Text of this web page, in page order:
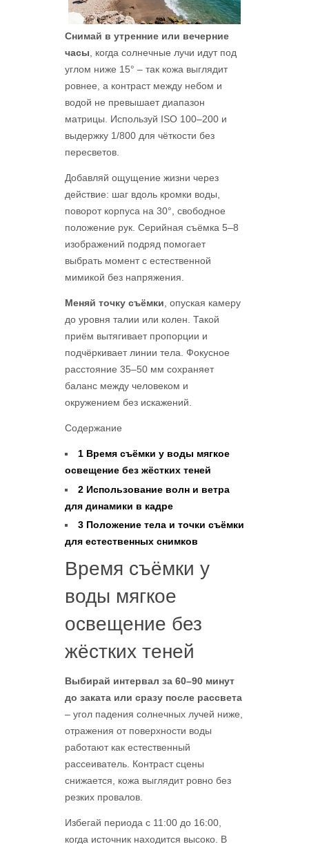
Снимай в утренние или вечерние
часы , когда солнечные лучи идут под
углом ниже 15° – так кожа выглядит
ровнее, а контраст между небом и
водой не превышает диапазон
матрицы. Используй ISO 100–200 и
выдержку 1/800 для чёткости без
пересветов.
Добавляй ощущение жизни через
действие: шаг вдоль кромки воды,
поворот корпуса на 30°, свободное
положение рук. Серийная съёмка 5–8
изображений подряд помогает
выбрать момент с естественной
мимикой без напряжения.
Меняй точку съёмки , опуская камеру
до уровня талии или колен. Такой
приём вытягивает пропорции и
подчёркивает линии тела. Фокусное
расстояние 35–50 мм сохраняет
баланс между человеком и
окружением без искажений.
Содержание
1 Время съёмки у воды мягкое
освещение без жёстких теней
2 Использование волн и ветра
для динамики в кадре
3 Положение тела и точки съёмки
для естественных снимков
Время съёмки у
воды мягкое
освещение без
жёстких теней
Выбирай интервал за 60–90 минут
до заката или сразу после рассвета
– угол падения солнечных лучей ниже,
отражения от поверхности воды
работают как естественный
рассеиватель. Контраст сцены
снижается, кожа выглядит ровно без
резких провалов.
Избегай периода с 11:00 до 16:00,
когда источник находится высоко. В